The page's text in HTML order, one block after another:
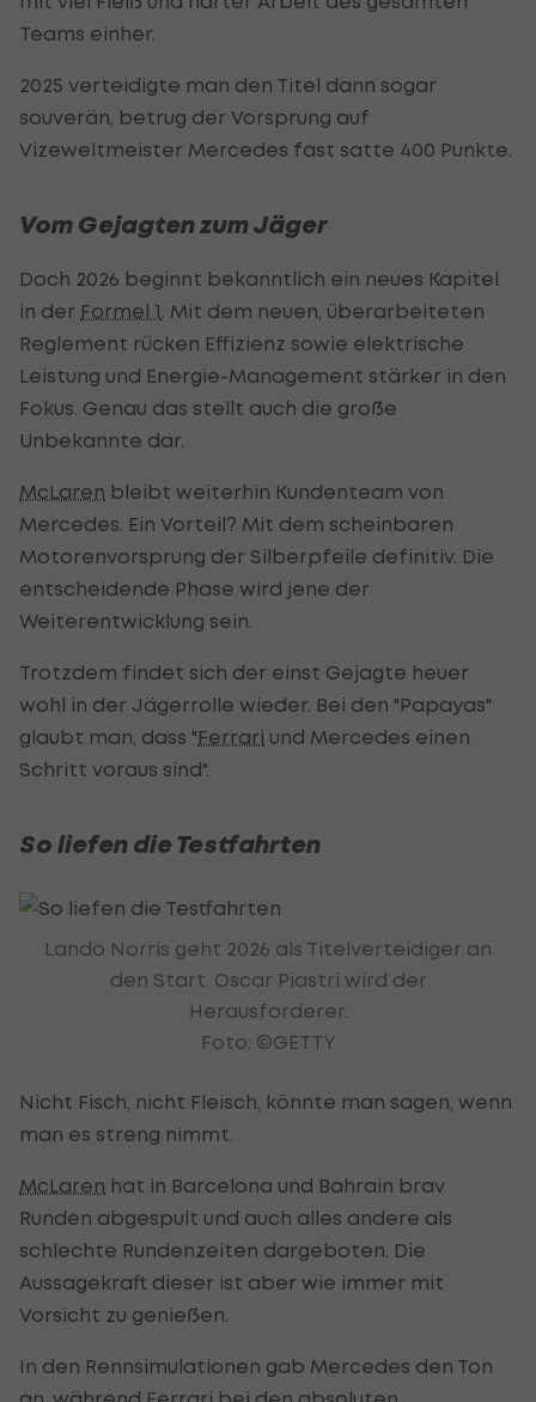
Teams einher.
2025 verteidigte man den Titel dann sogar
souverän, betrug der Vorsprung auf
Vizeweltmeister Mercedes fast satte 400 Punkte.
Vom Gejagten zum Jäger
Doch 2026 beginnt bekanntlich ein neues Kapitel
in der Formel 1. Mit dem neuen, überarbeiteten
Reglement rücken Effizienz sowie elektrische
Leistung und Energie-Management stärker in den
Fokus. Genau das stellt auch die große
Unbekannte dar.
McLaren bleibt weiterhin Kundenteam von
Mercedes. Ein Vorteil? Mit dem scheinbaren
Motorenvorsprung der Silberpfeile definitiv. Die
entscheidende Phase wird jene der
Weiterentwicklung sein.
Trotzdem findet sich der einst Gejagte heuer
wohl in der Jägerrolle wieder. Bei den "Papayas"
glaubt man, dass "Ferrari und Mercedes einen
Schritt voraus sind".
So liefen die Testfahrten
Lando Norris geht 2026 als Titelverteidiger an
den Start. Oscar Piastri wird der
Herausforderer.
Foto: ©GETTY
Nicht Fisch, nicht Fleisch, könnte man sagen, wenn
man es streng nimmt.
McLaren hat in Barcelona und Bahrain brav
Runden abgespult und auch alles andere als
schlechte Rundenzeiten dargeboten. Die
Aussagekraft dieser ist aber wie immer mit
Vorsicht zu genießen.
In den Rennsimulationen gab Mercedes den Ton